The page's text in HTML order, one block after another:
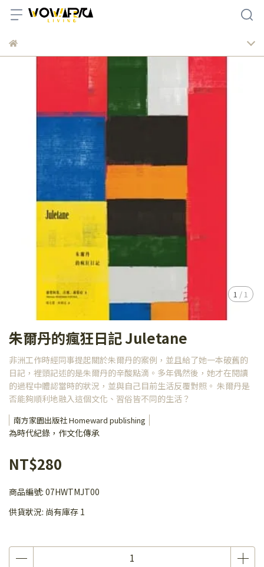
1 / 1
朱爾丹的瘋狂日記 Juletane
非洲工作時經同事提起關於朱爾丹的案例，並且給了她一本破舊的
日記，裡頭記述的是朱爾丹的辛酸點滴。多年偶然後，她才在閱讀
的過程中體認當時的狀況，並與自己目前生活反覆對照。 朱爾丹是
否能夠順利地融入這個文化、習俗皆不同的生活？
南方家園出版社 Homeward publishing
為時代紀錄，作文化傳承
NT$280
商品編號: 07HWTMJT00
供貨狀況: 尚有庫存 1